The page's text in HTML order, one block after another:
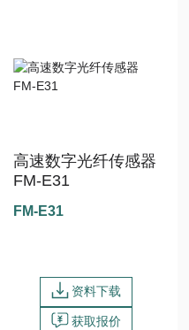
高速数字光纤传感器
FM-E31
FM-E31
资料下载
获取报价